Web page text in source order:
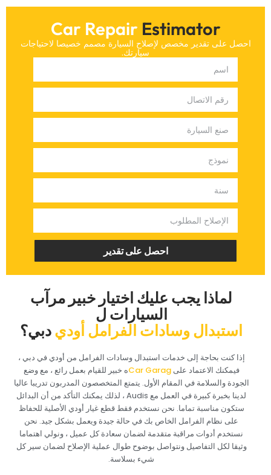
‏لماذا يجب عليك اختيار خبير مرآب
السيارات ل‏
‏استبدال وسادات الفرامل أودي‏‏دبي؟‏
‏إذا كنت بحاجة إلى خدمات استبدال وسادات الفرامل من أودي في دبي ،
فيمكنك الاعتماد على‏
‏Car Garag‏
‏ه خبير للقيام بعمل رائع ، مع وضع
الجودة والسلامة في المقام الأول. يتمتع المتخصصون المدربون تدريبا عاليا
لدينا بخبرة كبيرة في العمل مع Audis ، لذلك يمكنك التأكد من أن البدائل
ستكون مناسبة تماما. نحن نستخدم فقط قطع غيار أودي الأصلية للحفاظ
على نظام الفرامل الخاص بك في حالة جيدة ويعمل بشكل جيد. نحن
نستخدم أدوات مراقبة متقدمة لضمان سعادة كل عميل ، ونولي اهتماما
وثيقا لكل التفاصيل ونتواصل بوضوح طوال عملية الإصلاح لضمان سير كل
شيء بسلاسة.‏
Car Repair Estimator
‏احصل على تقدير مخصص لإصلاح السيارة مصمم خصيصا لاحتياجات
سيارتك.‏
‏احصل على تقدير‏